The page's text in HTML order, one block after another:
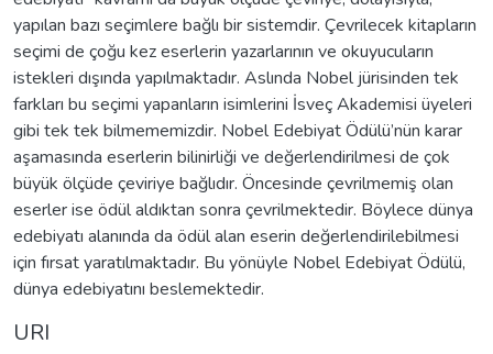
yapılan bazı seçimlere bağlı bir sistemdir. Çevrilecek kitapların
seçimi de çoğu kez eserlerin yazarlarının ve okuyucuların
istekleri dışında yapılmaktadır. Aslında Nobel jürisinden tek
farkları bu seçimi yapanların isimlerini İsveç Akademisi üyeleri
gibi tek tek bilmememizdir. Nobel Edebiyat Ödülü’nün karar
aşamasında eserlerin bilinirliği ve değerlendirilmesi de çok
büyük ölçüde çeviriye bağlıdır. Öncesinde çevrilmemiş olan
eserler ise ödül aldıktan sonra çevrilmektedir. Böylece dünya
edebiyatı alanında da ödül alan eserin değerlendirilebilmesi
için fırsat yaratılmaktadır. Bu yönüyle Nobel Edebiyat Ödülü,
dünya edebiyatını beslemektedir.
URI